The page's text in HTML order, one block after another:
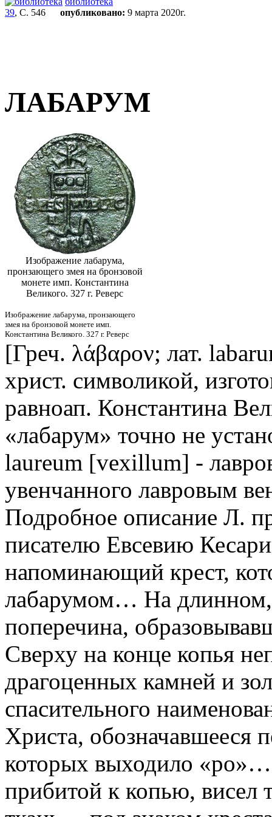
39, С. 546 опубликовано: 9 марта 2020г.
ЛАБАРУМ
Изображение лабарума,
пронзающего змея на бронзовой
монете имп. Константина
Великого. 327 г. Реверс
Изображение лабарума, пронзающего
змея на бронзовой монете имп.
Константина Великого. 327 г. Реверс
[Греч. λάβαρον; лат.
христ. символикой,
равноап. Константина
«лабарум» точно не
laureum [vexillum] -
увенчанного лавровым
Подробное описание Л.
писателю Евсевию
напоминающий крест,
лабарумом… На длинном,
поперечина,
Сверху на конце копья
драгоценных камней и
спасительного
Христа, обозначавшееся
которых выходило
прибитой к копью, висел